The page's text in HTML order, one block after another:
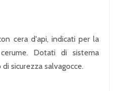
cera d'api, indicati per la
Dotati di sistema
sicurezza salvagocce.